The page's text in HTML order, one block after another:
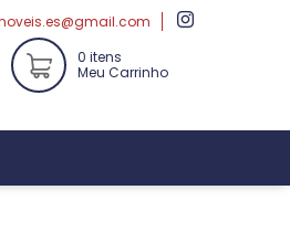
0 itens
Meu Carrinho